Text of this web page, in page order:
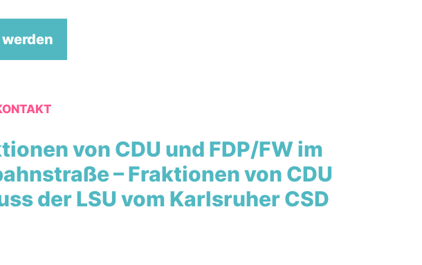
von CDU und FDP/FW im
– Fraktionen von CDU
der LSU vom Karlsruher CSD